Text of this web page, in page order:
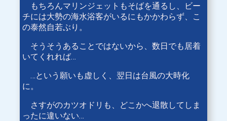
もちろんマリンジェットもそばを通るし、ビー
チには大勢の海水浴客がいるにもかかわらず、こ
の泰然自若ぶり。
そうそうあることではないから、数日でも居着
いてくれれば…
…という願いも虚しく、翌日は台風の大時化
に。
さすがのカツオドリも、どこかへ退散してしま
ったに違いない…